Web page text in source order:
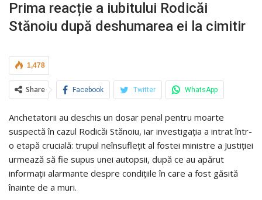
Prima reacție a iubitului Rodicăi
Stănoiu după deshumarea ei la cimitir
1,478
Share Facebook Twitter WhatsApp
Anchetatorii au deschis un dosar penal pentru moarte
suspectă în cazul Rodicăi Stănoiu, iar investigația a intrat într-
o etapă crucială: trupul neînsuflețit al fostei ministre a Justiției
urmează să fie supus unei autopsii, după ce au apărut
informații alarmante despre condițiile în care a fost găsită
înainte de a muri.